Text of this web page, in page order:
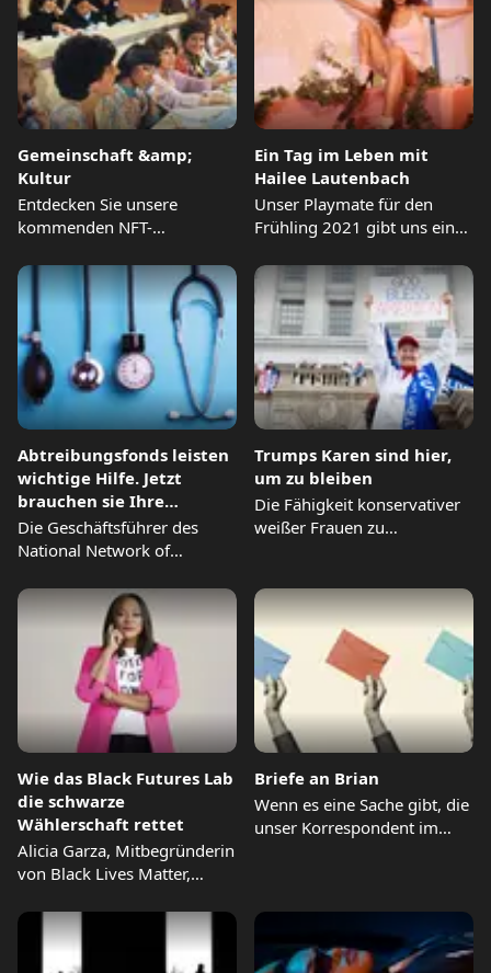
Gemeinschaft &amp;
Kultur
Entdecken Sie unsere
kommenden NFT-
Künstler-Kooperationen und
Gemeinschaftsprojekte
Ein Tag im Leben mit
Hailee Lautenbach
Unser Playmate für den
Frühling 2021 gibt uns einen
Abtreibungsfonds leisten
wichtige Hilfe. Jetzt
brauchen sie Ihre
Unterstützung.
Die Geschäftsführer des
National Network of
Chicago Abortion...
Trumps Karen sind hier,
um zu bleiben
Die Fähigkeit konservativer
weißer Frauen zu
Wie das Black Futures Lab
die schwarze
Wählerschaft rettet
Alicia Garza, Mitbegründerin
von Black Lives Matter,
Lab,...
Briefe an Brian
Wenn es eine Sache gibt, die
unser Korrespondent im